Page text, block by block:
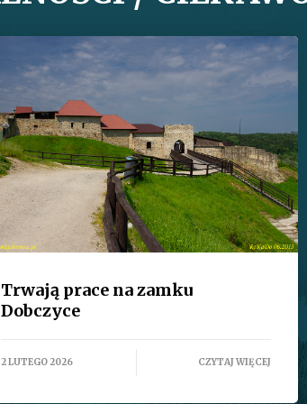
Trwają prace na zamku
Dobczyce
2 LUTEGO 2026 CZYTAJ WIĘCEJ